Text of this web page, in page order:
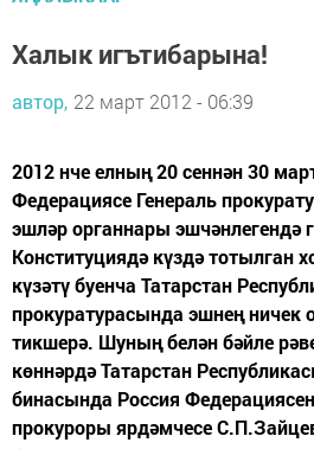
Халык игътибарына!
автор, 22 март 2012 - 06:39
2012 нче елның 20 сеннән 30
Федерациясе Генераль
эшләр органнары эшчәнлегендә
Конституциядә күздә тотылган
күзәтү буенча Татарстан
прокуратурасында эшнең
тикшерә. Шуның белән бәйле
көннәрдә Татарстан
бинасында Россия
прокуроры ярдәмчесе